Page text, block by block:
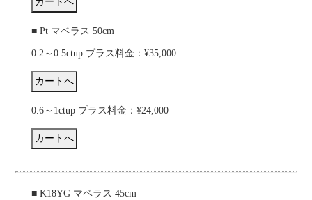
■ Pt マベラス 50cm
0.2～0.5ctup プラス料金：¥35,000
0.6～1ctup プラス料金：¥24,000
■ K18YG マベラス 45cm